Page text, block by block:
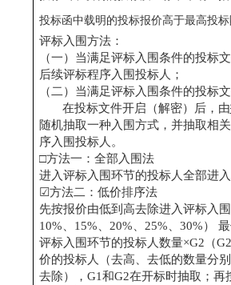
投标函中载明的投标报价高于最高投标
评标入围方法：
（一）当满足评标入围条件的投标
后续评标程序入围投标人；
（二）当满足评标入围条件的投标
在投标文件开启（解密）后，由
随机抽取一种入围方式，并抽取相
序入围投标人。
□方法一：全部入围法
进入评标入围环节的投标人全部进入
☑方法二：低价排序法
先按报价由低到高去除进入评标入
10%、15%、20%、25%、30%）
评标入围环节的投标人数量×G2（
价的投标人（去高、去低的数量分
去除），G1和G2在开标时抽取；再